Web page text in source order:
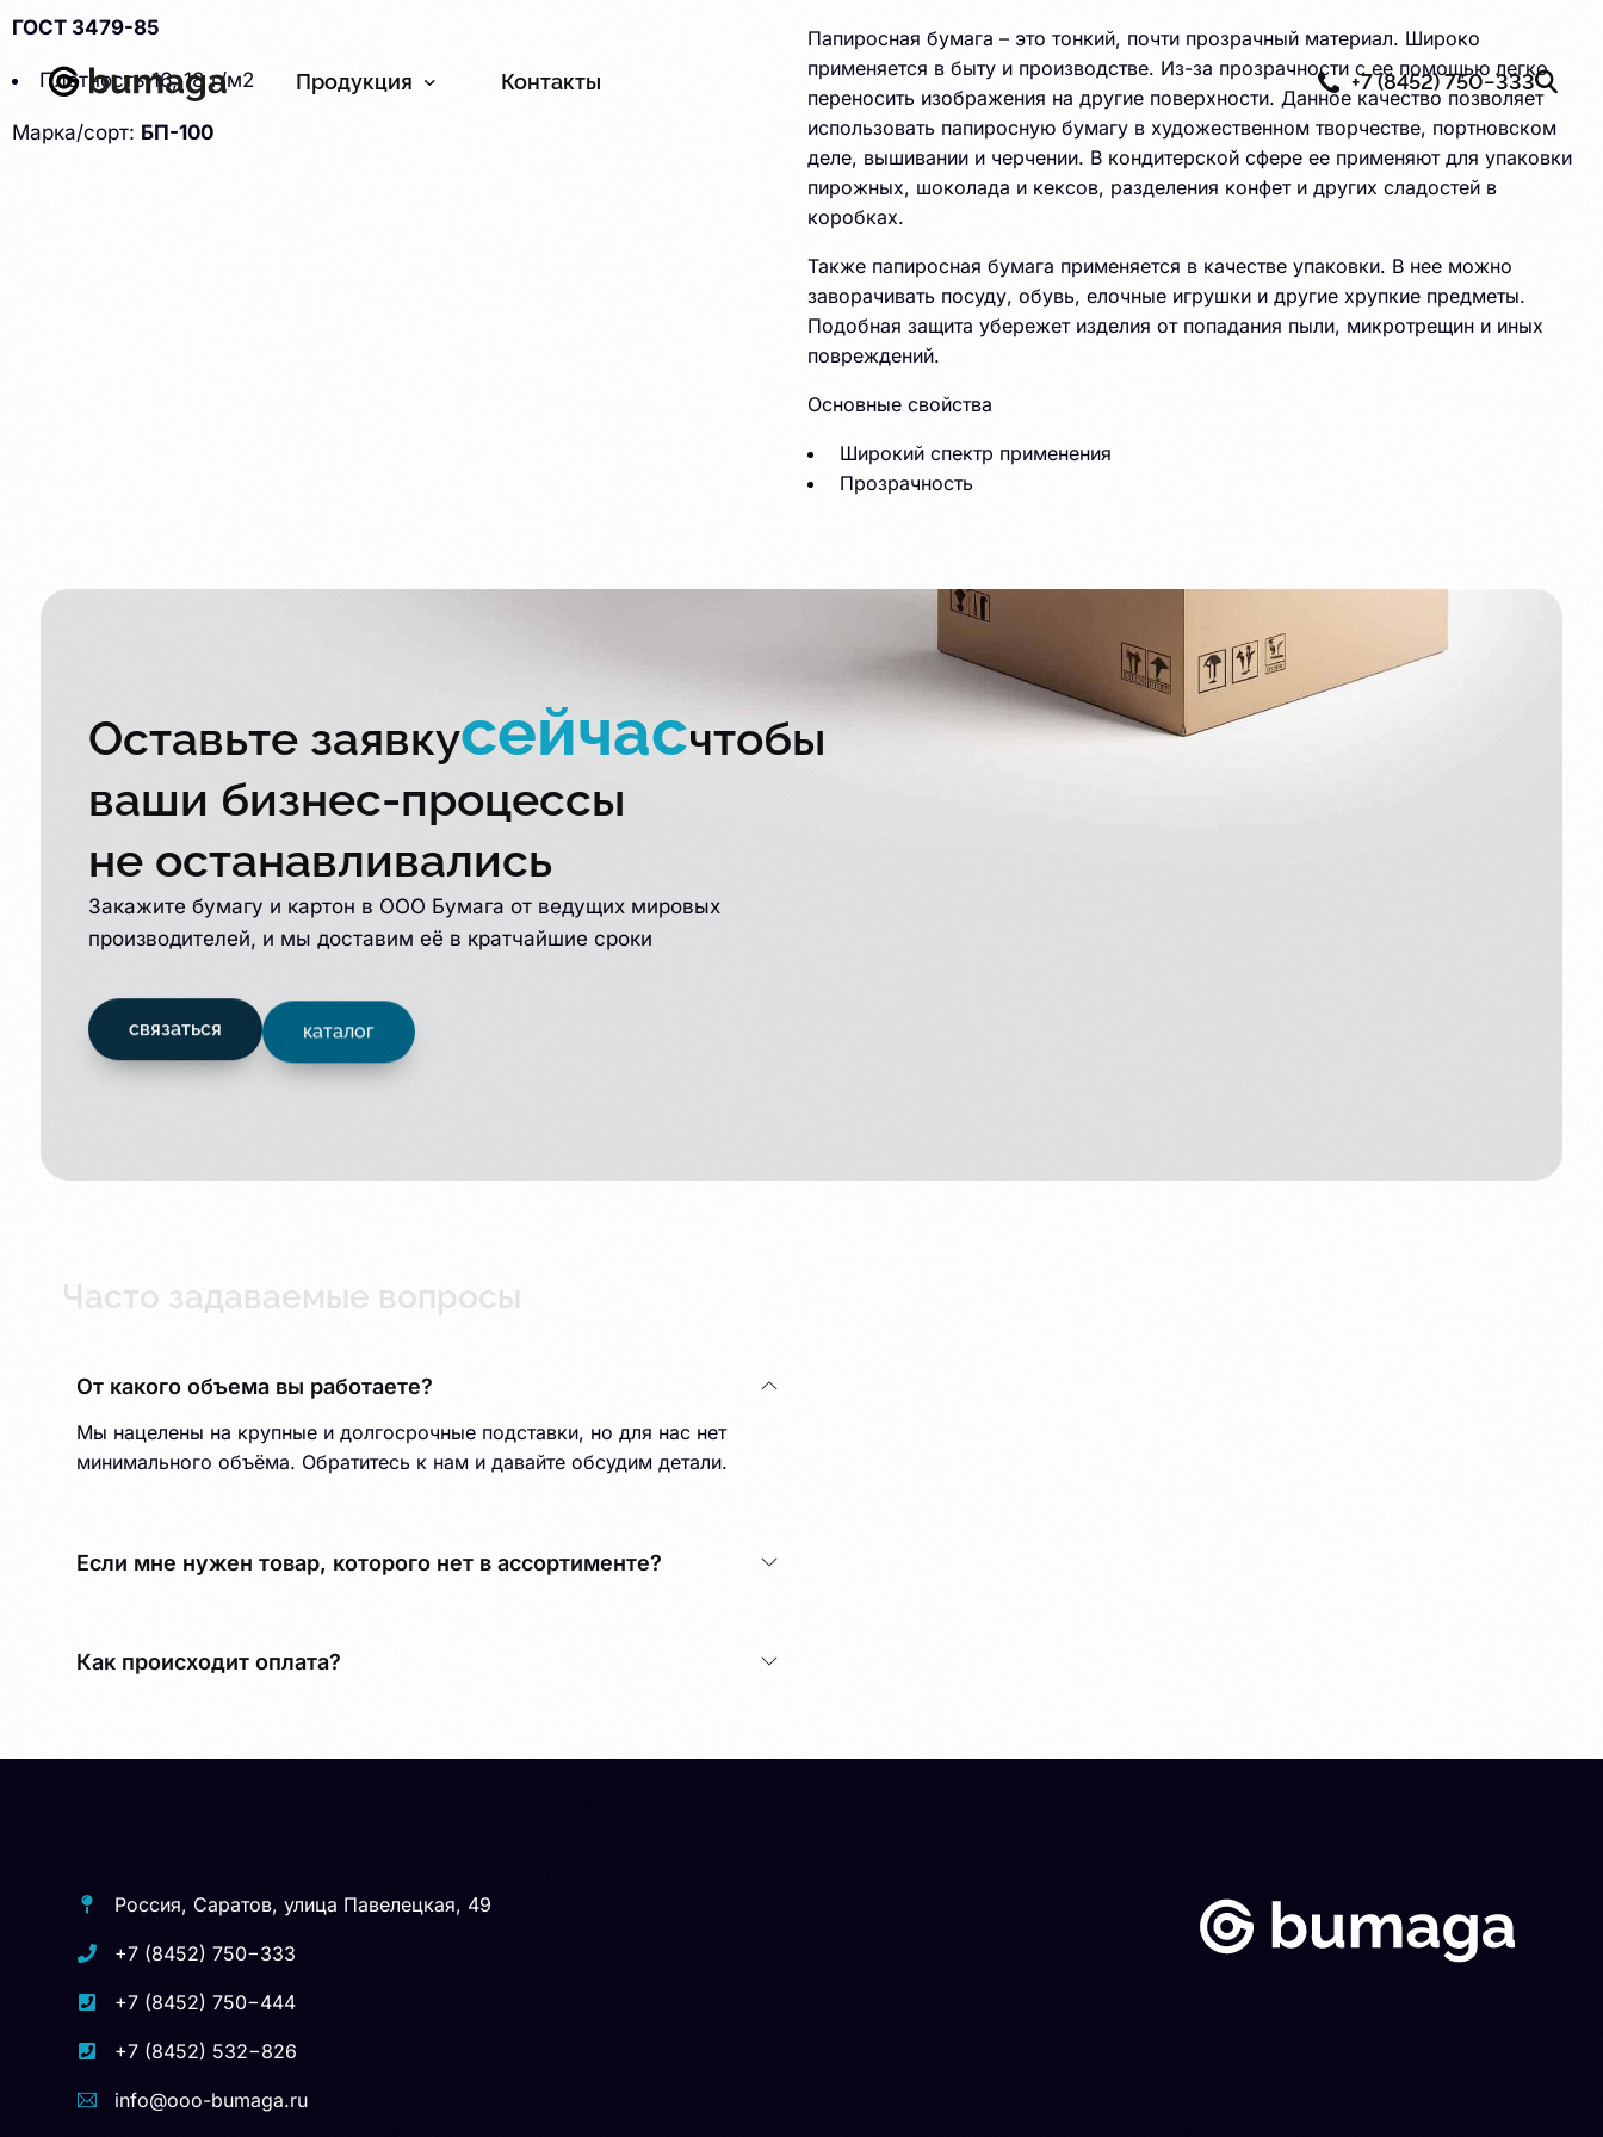
Продукция Контакты +7 (8452) 750−333
ГОСТ 3479-85
Плотность 16, 18 г/м2
Марка/сорт: БП-100
Папиросная бумага – это тонкий, почти прозрачный материал. Широко
применяется в быту и производстве. Из-за прозрачности с ее помощью легко
переносить изображения на другие поверхности. Данное качество позволяет
использовать папиросную бумагу в художественном творчестве, портновском
деле, вышивании и черчении. В кондитерской сфере ее применяют для упаковки
пирожных, шоколада и кексов, разделения конфет и других сладостей в
коробках.
Также папиросная бумага применяется в качестве упаковки. В нее можно
заворачивать посуду, обувь, елочные игрушки и другие хрупкие предметы.
Подобная защита убережет изделия от попадания пыли, микротрещин и иных
повреждений.
Основные свойства
Широкий спектр применения
Прозрачность
Оставьте заявкусейчасчтобы
ваши бизнес-процессы
не останавливались
Закажите бумагу и картон в ООО Бумага от ведущих мировых
производителей, и мы доставим её в кратчайшие сроки
связаться каталог
Часто задаваемые вопросы
От какого объема вы работаете?
Мы нацелены на крупные и долгосрочные подставки, но для нас нет
минимального объёма. Обратитесь к нам и давайте обсудим детали.
Если мне нужен товар, которого нет в ассортименте?
Как происходит оплата?
Россия, Саратов, улица Павелецкая, 49
+7 (8452) 750−333
+7 (8452) 750−444
+7 (8452) 532−826
info@ooo-bumaga.ru